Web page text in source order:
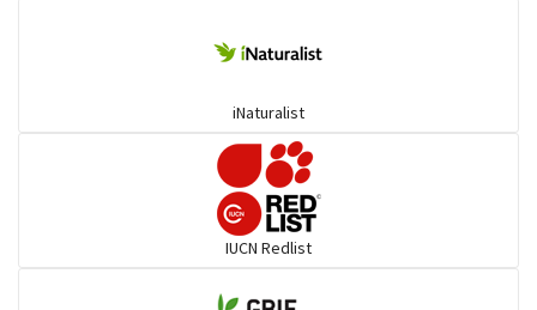
iNaturalist
IUCN Redlist